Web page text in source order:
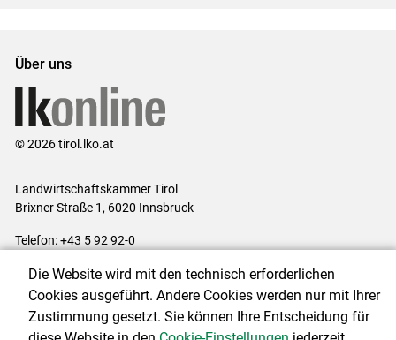
Über uns
© 2026 tirol.lko.at
Landwirtschaftskammer Tirol
Brixner Straße 1, 6020 Innsbruck
Telefon: +43 5 92 92-0
Impressum|Kontakt|Datenschutzerklärung|Barrierefreiheit|
Cookie-Einstellungen
Die Website wird mit den technisch erforderlichen
Cookies ausgeführt. Andere Cookies werden nur mit Ihrer
Zustimmung gesetzt. Sie können Ihre Entscheidung für